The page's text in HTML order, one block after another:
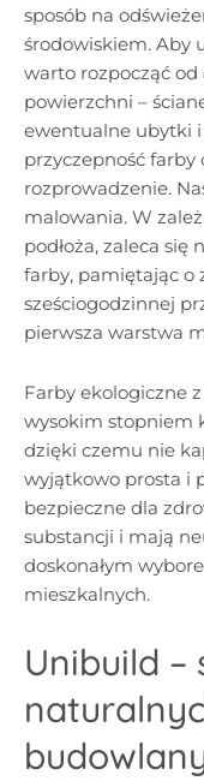
sposób na
środowiskiem. Aby
warto rozpocząć
powierzchni –
ewentualne ubytki i
przyczepność
rozprowadzenie.
malowania. W
podłoża, zaleca
farby, pamiętając o
sześciogodzinnej
pierwsza warstwa
Farby ekologiczne
wysokim stopniem
dzięki czemu nie
wyjątkowo prosta i
bezpieczne dla
substancji i mają
doskonałym
mieszkalnych.
Unibuild